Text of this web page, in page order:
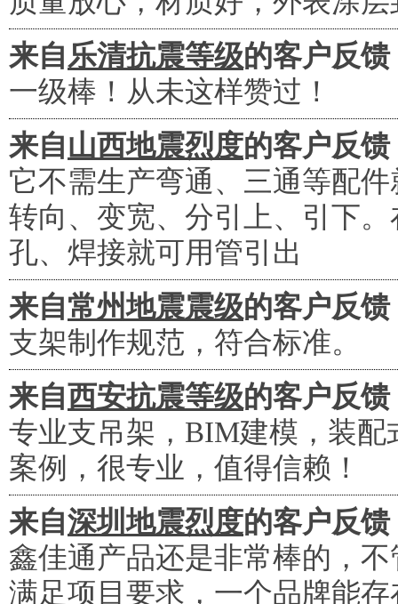
来自乐清抗震等级的客户反馈
一级棒！从未这样赞过！
来自山西地震烈度的客户反馈
它不需生产弯通、三通等配
转向、变宽、分引上、引下
孔、焊接就可用管引出
来自常州地震震级的客户反馈
支架制作规范，符合标准。
来自西安抗震等级的客户反馈
专业支吊架，BIM建模，装
案例，很专业，值得信赖！
来自深圳地震烈度的客户反馈
鑫佳通产品还是非常棒的，
满足项目要求，一个品牌能